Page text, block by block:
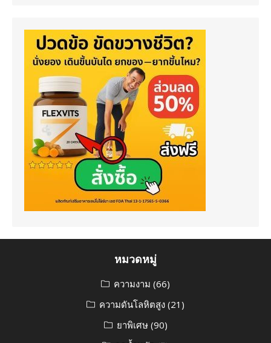
หมวดหมู่
ความงาม (66)
ความดันโลหิตสูง (21)
ยาพิเศษ(90)